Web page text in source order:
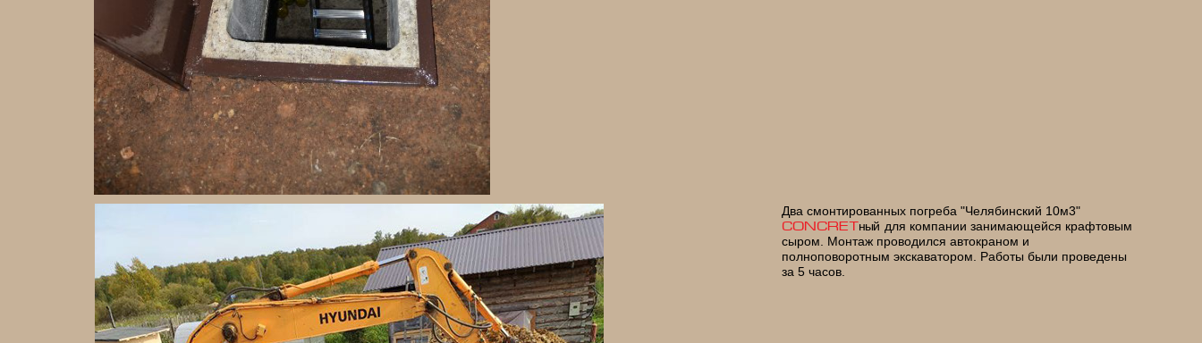
Два смонтированных погреба "Челябинский 10м3"
CONCRETный для компании занимающейся крафтовым
сыром. Монтаж проводился автокраном и
полноповоротным экскаватором. Работы были проведены
за 5 часов.